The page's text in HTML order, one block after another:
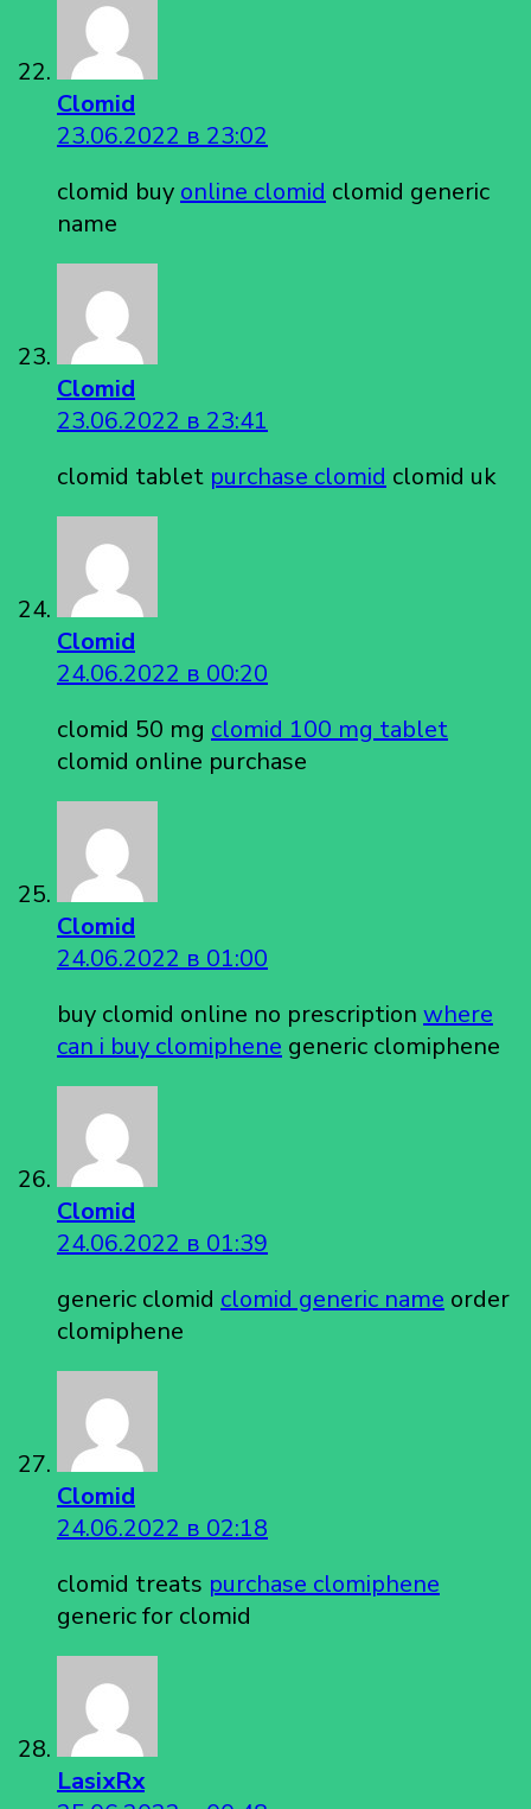
Clomid
23.06.2022 в 23:02
clomid buy online clomid clomid generic
name
Clomid
23.06.2022 в 23:41
clomid tablet purchase clomid clomid uk
Clomid
24.06.2022 в 00:20
clomid 50 mg clomid 100 mg tablet
clomid online purchase
Clomid
24.06.2022 в 01:00
buy clomid online no prescription where
can i buy clomiphene generic clomiphene
Clomid
24.06.2022 в 01:39
generic clomid clomid generic name order
clomiphene
Clomid
24.06.2022 в 02:18
clomid treats purchase clomiphene
generic for clomid
LasixRx